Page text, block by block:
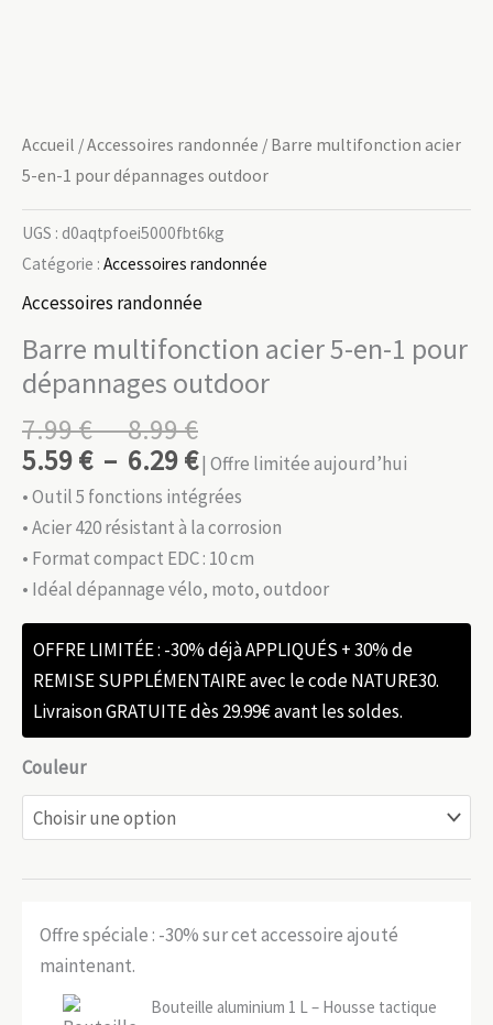
Accueil /Accessoires randonnée / Barre multifonction acier
5-en-1 pour dépannages outdoor
UGS : d0aqtpfoei5000fbt6kg
Catégorie : Accessoires randonnée
Accessoires randonnée
Barre multifonction acier 5-en-1 pour
dépannages outdoor
7.99€–8.99€Plage
de
prix :
7.99 €
à
8.99 €
5.59€ – 6.29€Plage
de
prix :
5.59 €
à
| Offre limitée aujourd’hui
• Outil 5 fonctions intégrées
• Acier 420 résistant à la corrosion
• Format compact EDC : 10 cm
• Idéal dépannage vélo, moto, outdoor
OFFRE LIMITÉE : -30% déjà APPLIQUÉS + 30% de
REMISE SUPPLÉMENTAIRE avec le code NATURE30.
Livraison GRATUITE dès 29.99€ avant les soldes.
Couleur
Offre spéciale : -30% sur cet accessoire ajouté
maintenant.
Bouteille aluminium 1 L – Housse tactique